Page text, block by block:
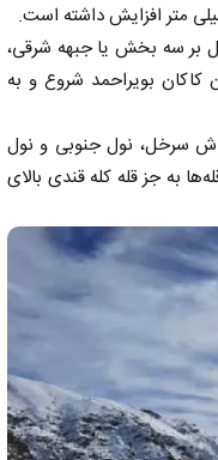
قلعه بالای 4 هزار متر مشتمل بر سه بخش یا جبهه شرقی،
بویراحمد شروع و به
قاش سرخل، نول جنوبی و نول
به جز قله کله قندی بالای